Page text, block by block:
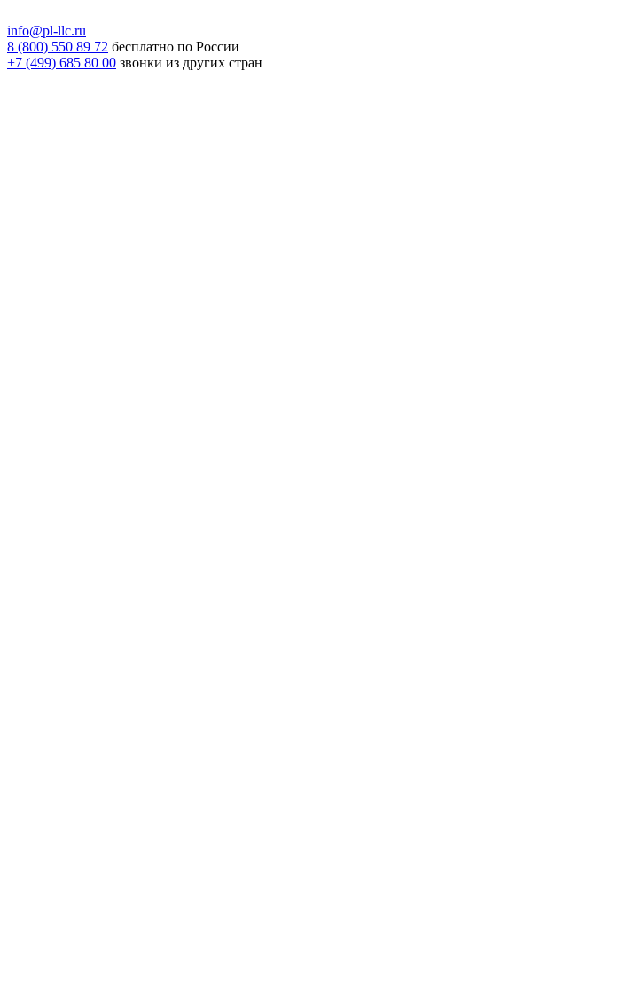
info@pl-llc.ru
8 (800) 550 89 72 бесплатно по России
+7 (499) 685 80 00 звонки из других стран